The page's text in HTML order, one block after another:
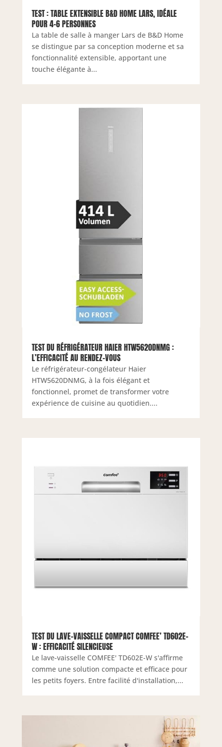
TEST : TABLE EXTENSIBLE B&D HOME LARS, IDÉALE
POUR 4-6 PERSONNES
La table de salle à manger Lars de B&D Home
se distingue par sa conception moderne et sa
fonctionnalité extensible, apportant une
touche élégante à...
TEST DU RÉFRIGÉRATEUR HAIER HTW5620DNMG :
L’EFFICACITÉ AU RENDEZ-VOUS
Le réfrigérateur-congélateur Haier
HTW5620DNMG, à la fois élégant et
fonctionnel, promet de transformer votre
expérience de cuisine au quotidien....
TEST DU LAVE-VAISSELLE COMPACT COMFEE’ TD602E-
W : EFFICACITÉ SILENCIEUSE
Le lave-vaisselle COMFEE' TD602E-W s'affirme
comme une solution compacte et efficace pour
les petits foyers. Entre facilité d'installation,...